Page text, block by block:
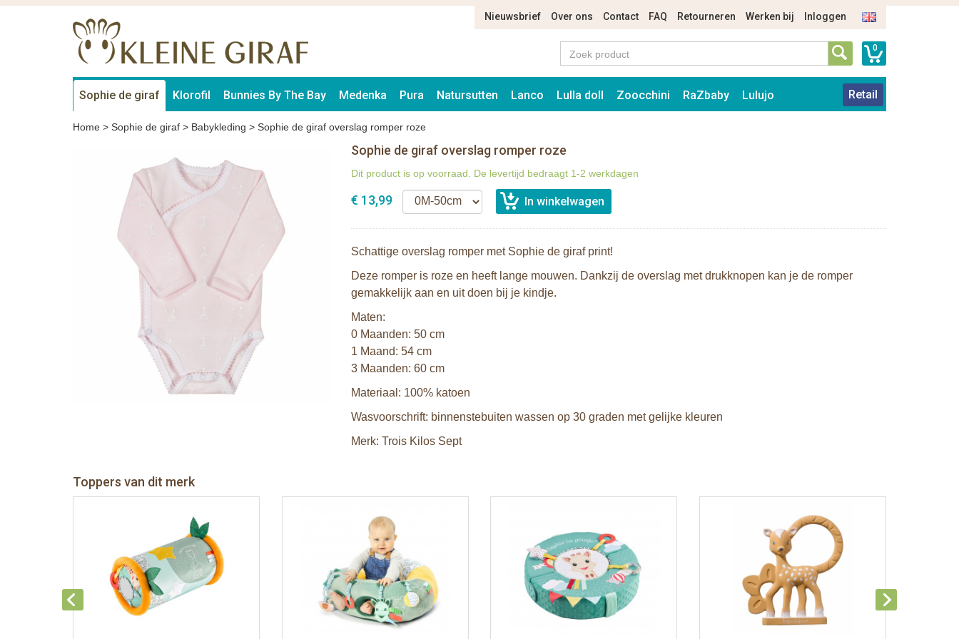
Nieuwsbrief Over ons Contact FAQ Retourneren Werken bij Inloggen
0
Sophie de giraf Klorofil Bunnies By The Bay Medenka Pura Natursutten Lanco Lulla doll Zoocchini RaZbaby Lulujo Retail
Home > Sophie de giraf > Babykleding > Sophie de giraf overslag romper roze
Sophie de giraf overslag romper roze
Dit product is op voorraad. De levertijd bedraagt 1-2 werkdagen
€ 13,99
Schattige overslag romper met Sophie de giraf print!
Deze romper is roze en heeft lange mouwen. Dankzij de overslag met drukknopen kan je de romper
gemakkelijk aan en uit doen bij je kindje.
Maten:
0 Maanden: 50 cm
1 Maand: 54 cm
3 Maanden: 60 cm
Materiaal: 100% katoen
Wasvoorschrift: binnenstebuiten wassen op 30 graden met gelijke kleuren
Merk: Trois Kilos Sept
Toppers van dit merk